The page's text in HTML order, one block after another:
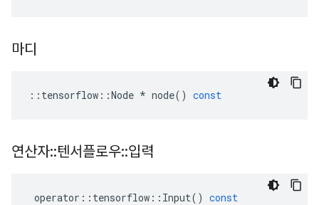
마디
:: tensorflow ::Node * node() const
연산자::텐서플로우::입력
operator :: tensorflow :: Input() const